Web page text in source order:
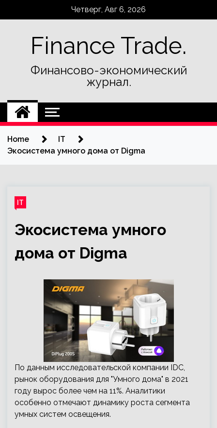
Четверг, Авг 6, 2026
Finance Trade.
Финансово-экономический
журнал.
Home
IT
Экосистема умного дома от Digma
IT
Экосистема умного
дома от Digma
По данным исследовательской компании IDC,
рынок оборудования для "Умного дома" в 2021
году вырос более чем на 11%. Аналитики
особенно отмечают динамику роста сегмента
умных систем освещения.